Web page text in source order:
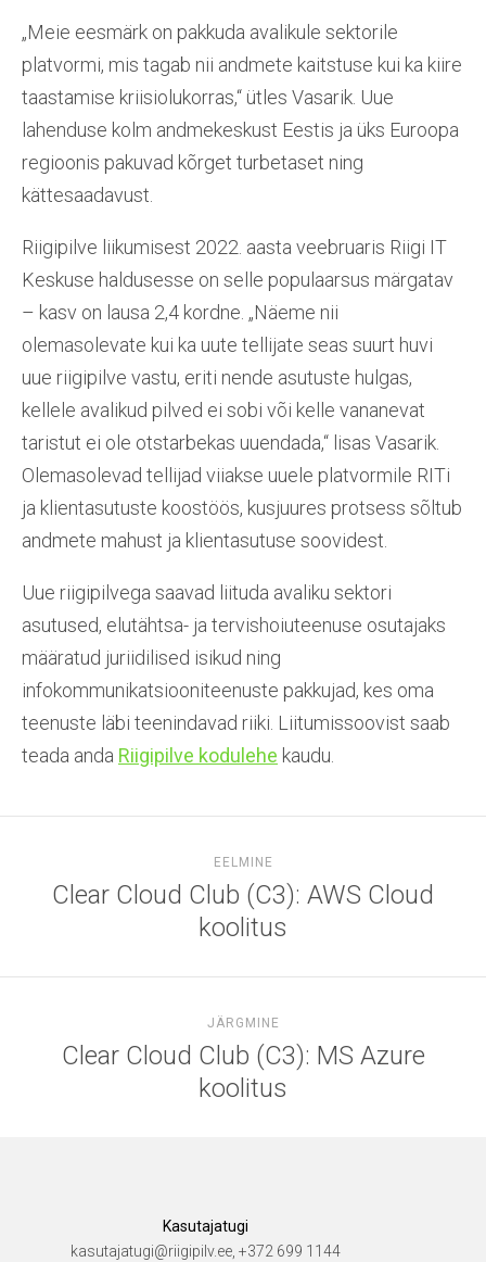
„Meie eesmärk on pakkuda avalikule sektorile
platvormi, mis tagab nii andmete kaitstuse kui ka kiire
taastamise kriisiolukorras,“ ütles Vasarik. Uue
lahenduse kolm andmekeskust Eestis ja üks Euroopa
regioonis pakuvad kõrget turbetaset ning
kättesaadavust.
Riigipilve liikumisest 2022. aasta veebruaris Riigi IT
Keskuse haldusesse on selle populaarsus märgatav
– kasv on lausa 2,4 kordne. „Näeme nii
olemasolevate kui ka uute tellijate seas suurt huvi
uue riigipilve vastu, eriti nende asutuste hulgas,
kellele avalikud pilved ei sobi või kelle vananevat
taristut ei ole otstarbekas uuendada,“ lisas Vasarik.
Olemasolevad tellijad viiakse uuele platvormile RITi
ja klientasutuste koostöös, kusjuures protsess sõltub
andmete mahust ja klientasutuse soovidest.
Uue riigipilvega saavad liituda avaliku sektori
asutused, elutähtsa- ja tervishoiuteenuse osutajaks
määratud juriidilised isikud ning
infokommunikatsiooniteenuste pakkujad, kes oma
teenuste läbi teenindavad riiki. Liitumissoovist saab
teada anda Riigipilve kodulehe kaudu.
EELMINE
Clear Cloud Club (C3): AWS Cloud
koolitus
JÄRGMINE
Clear Cloud Club (C3): MS Azure
koolitus
Kasutajatugi
kasutajatugi@riigipilv.ee, +372 699 1144